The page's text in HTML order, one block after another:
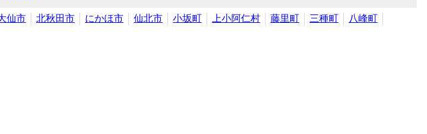
仙市 北秋田市 にかほ市 仙北市 小坂町 上小阿仁村 藤里町 三種町
八峰町